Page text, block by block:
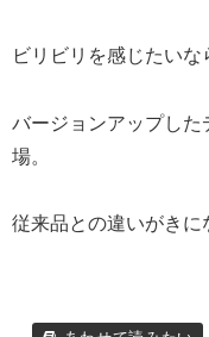
ビリビリを感じたいな
バージョンアップした
場。
従来品との違いがきに